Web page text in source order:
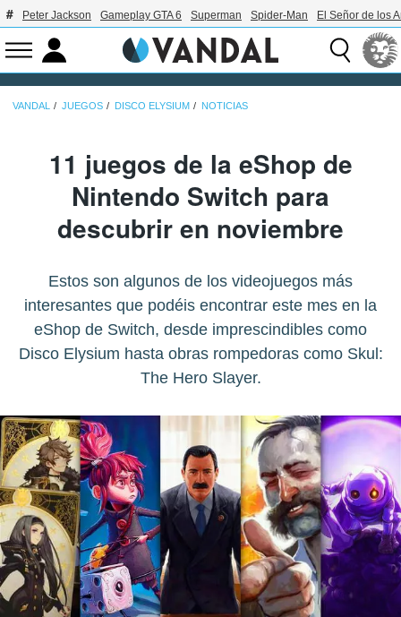
Peter Jackson Gameplay GTA 6 Superman Spider-Man El Señor de los
VANDAL JUEGOS DISCO ELYSIUM NOTICIAS
11 juegos de la eShop de
Nintendo Switch para
descubrir en noviembre
Estos son algunos de los videojuegos más
interesantes que podéis encontrar este mes en la
eShop de Switch, desde imprescindibles como
Disco Elysium hasta obras rompedoras como Skul:
The Hero Slayer.